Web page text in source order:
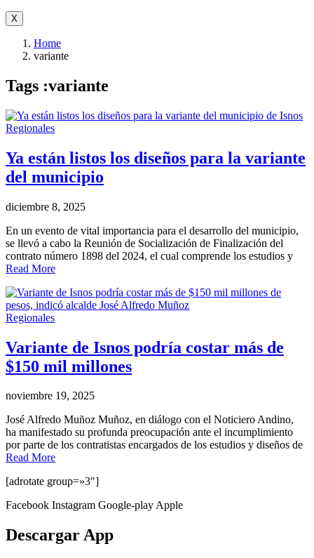
X
Home
variante
Tags :variante
Regionales
Ya están listos los diseños para la variante
del municipio
diciembre 8, 2025
En un evento de vital importancia para el desarrollo del municipio,
se llevó a cabo la Reunión de Socialización de Finalización del
contrato número 1898 del 2024, el cual comprende los estudios y
Read More
Regionales
Variante de Isnos podría costar más de
$150 mil millones
noviembre 19, 2025
José Alfredo Muñoz Muñoz, en diálogo con el Noticiero Andino,
ha manifestado su profunda preocupación ante el incumplimiento
por parte de los contratistas encargados de los estudios y diseños de
Read More
[adrotate group=»3″]
Facebook Instagram Google-playApple
Descargar App